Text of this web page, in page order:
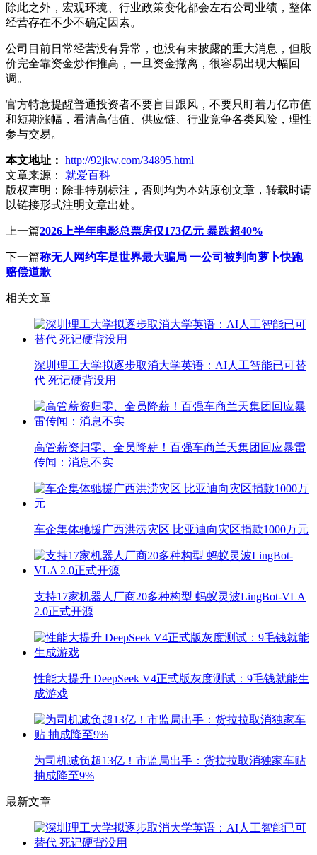
除此之外，宏观环境、行业政策变化都会左右公司业绩，整体
经营存在不少不确定因素。
公司目前日常经营没有异常，也没有未披露的重大消息，但股
价完全靠资金炒作推高，一旦资金撤离，很容易出现大幅回
调。
官方特意提醒普通投资者不要盲目跟风，不要只盯着万亿市值
和短期涨幅，看清高估值、供应链、行业竞争各类风险，理性
参与交易。
本文地址： http://92jkw.com/34895.html
文章来源：
就爱百科
版权声明： 除非特别标注，否则均为本站原创文章，转载时请
以链接形式注明文章出处。
上一篇2026上半年电影总票房仅173亿元 暴跌超40%
下一篇称无人网约车是世界最大骗局 一公司被判向萝卜快跑
赔偿道歉
相关文章
深圳理工大学拟逐步取消大学英语：AI人工智能已可替
代 死记硬背没用
高管薪资归零、全员降薪！百强车商兰天集团回应暴雷
传闻：消息不实
车企集体驰援广西洪涝灾区 比亚迪向灾区捐款1000万元
支持17家机器人厂商20多种构型 蚂蚁灵波LingBot-VLA
2.0正式开源
性能大提升 DeepSeek V4正式版灰度测试：9毛钱就能生
成游戏
为司机减负超13亿！市监局出手：货拉拉取消独家车贴
抽成降至9%
最新文章